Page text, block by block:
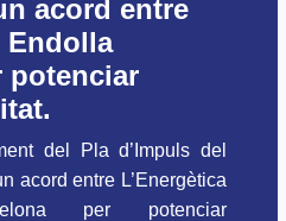
acord entre
Endolla
potenciar
del Pla d’Impuls del
acord entre L’Energètica
per potenciar